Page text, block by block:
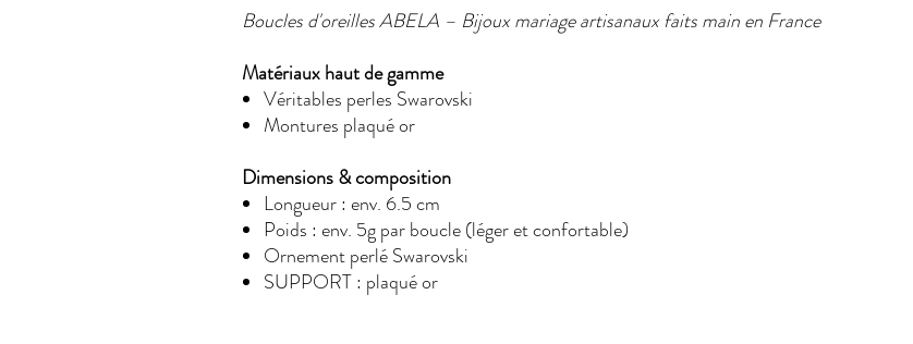
Boucles d'oreilles ABELA – Bijoux mariage artisanaux faits main en France
Matériaux haut de gamme
Véritables perles Swarovski
Montures plaqué or
Dimensions & composition
Longueur : env. 6.5 cm
Poids : env. 5g par boucle (léger et confortable)
Ornement perlé Swarovski
SUPPORT : plaqué or